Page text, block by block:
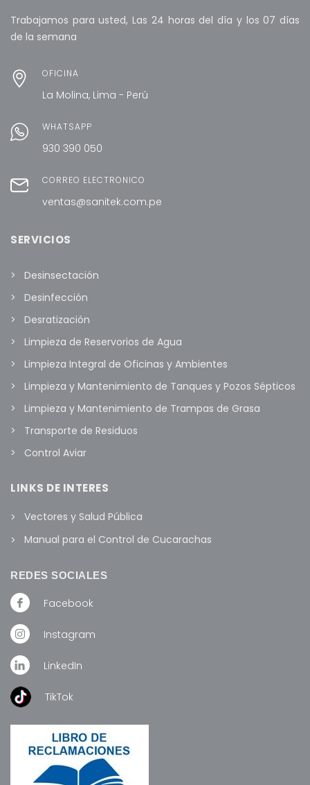
Trabajamos para usted, Las 24 horas del día y los 07 días
de la semana
OFICINA
La Molina, Lima - Perú
WHATSAPP
930 390 050
CORREO ELECTRÓNICO
ventas@sanitek.com.pe
SERVICIOS
Desinsectación
Desinfección
Desratización
Limpieza de Reservorios de Agua
Limpieza Integral de Oficinas y Ambientes
Limpieza y Mantenimiento de Tanques y Pozos Sépticos
Limpieza y Mantenimiento de Trampas de Grasa
Transporte de Residuos
Control Aviar
LINKS DE INTERES
Vectores y Salud Pública
Manual para el Control de Cucarachas
REDES SOCIALES
Facebook
Instagram
LinkedIn
TikTok